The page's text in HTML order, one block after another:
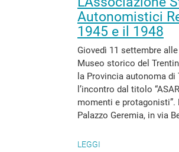
Autonomistici
1945 e il 1948
Giovedì 11 settembre
Museo storico del
la Provincia autonoma di
l’incontro dal titolo
momenti e protagonisti”.
Palazzo Geremia, in via
LEGGI